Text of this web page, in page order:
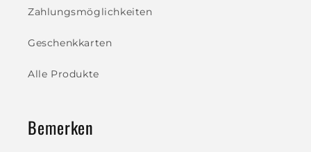
Zahlungsmöglichkeiten
Geschenkkarten
Alle Produkte
Bemerken